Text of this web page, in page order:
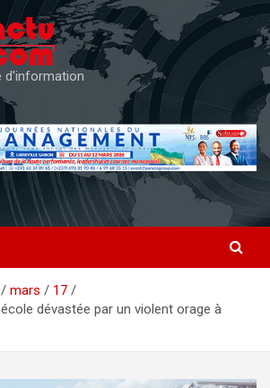
d'information
mars
17
dévastée par un violent orage à